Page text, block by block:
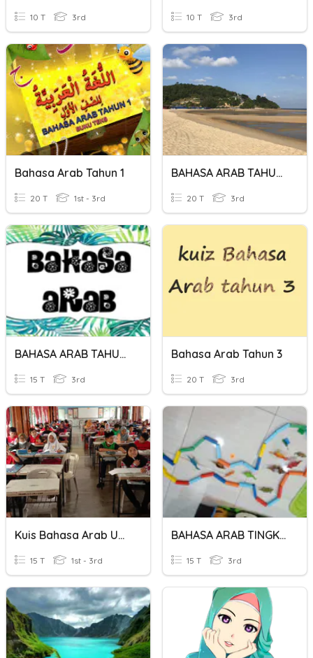
10 T 3rd 10 T 3rd
Bahasa Arab Tahun 1
20 T 1st - 3rd
BAHASA ARAB TAHUN 3
20 T 3rd
BAHASA ARAB TAHUN 3
15 T 3rd
Bahasa Arab Tahun 3
20 T 3rd
Kuis Bahasa Arab Upkk
15 T 1st - 3rd
BAHASA ARAB TINGKATAN 3
15 T 3rd